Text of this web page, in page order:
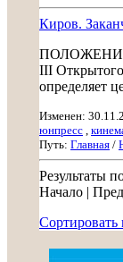
Киров.
ПОЛОЖЕНИЕ
III Открытого
определяет
Изменен:
юнпресс ,
Путь: Главная /
Результаты
Начало |
Сортировать